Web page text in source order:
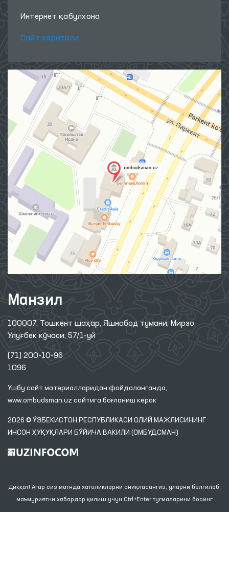
Интернет қабулхона
Сайт харитаси
Манзил
100007, Тошкент шаҳар, Яшнобод тумани, Мирзо
Улуғбек кўчаси, 57/1-уй
(71) 200-10-96
1096
Ушбу сайт материалларидан фойдаланганда,
www.ombudsman.uz сайтига боғланиш керак
2026 © ЎЗБЕКИСТОН РЕСПУБЛИКАСИ ОЛИЙ МАЖЛИСИНИНГ
ИНСОН ҲУҚУҚЛАРИ БЎЙИЧА ВАКИЛИ (ОМБУДСМАН)
Диққат! Агар сиз матнда хатоликларни аниқласангиз, уларни белгилаб,
маъмуриятни хабардор қилиш учун Ctrl+Enter тугмаларини босинг